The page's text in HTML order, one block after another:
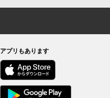
アプリもあります